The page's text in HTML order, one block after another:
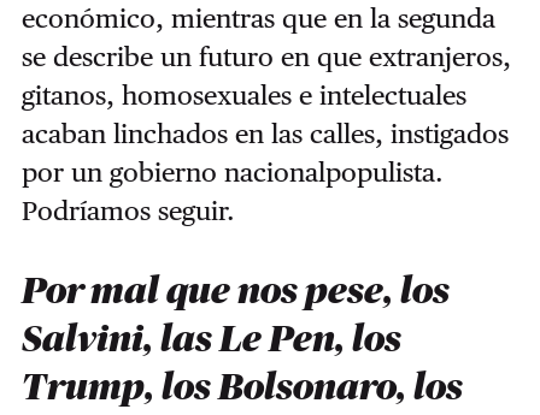
económico, mientras que en la segunda
se describe un futuro en que extranjeros,
gitanos, homosexuales e intelectuales
acaban linchados en las calles, instigados
por un gobierno nacionalpopulista.
Podríamos seguir.
Por mal que nos pese, los
Salvini, las Le Pen, los
Trump, los Bolsonaro, los